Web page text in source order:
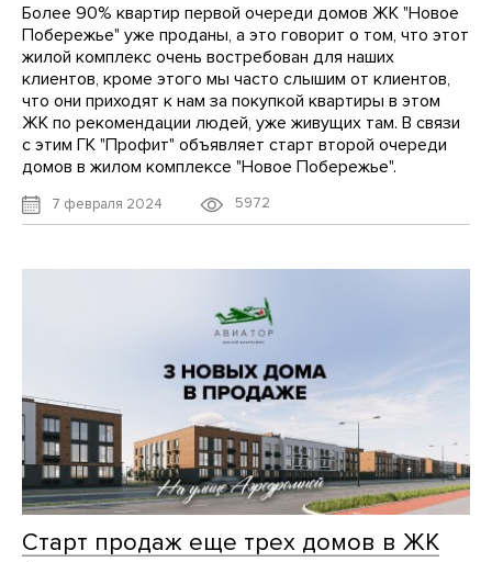
Более 90% квартир первой очереди домов ЖК "Новое
Побережье" уже проданы, а это говорит о том, что этот
жилой комплекс очень востребован для наших
клиентов, кроме этого мы часто слышим от клиентов,
что они приходят к нам за покупкой квартиры в этом
ЖК по рекомендации людей, уже живущих там. В связи
с этим ГК "Профит" объявляет старт второй очереди
домов в жилом комплексе "Новое Побережье".
7 февраля 2024 5972
Старт продаж еще трех домов в ЖК